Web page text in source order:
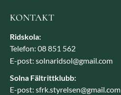
KONTAKT
Ridskola:
Telefon: 08 851 562
E-post: solnaridsol@gmail.com
Solna Fältrittklubb:
E-post: sfrk.styrelsen@gmail.com